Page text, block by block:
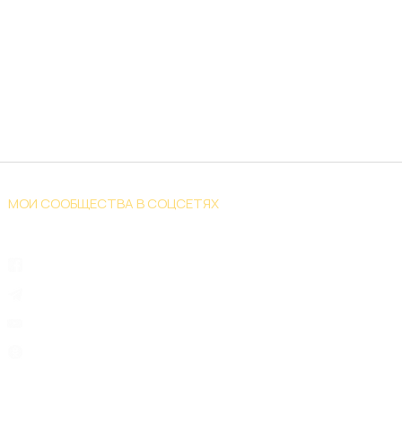
МОИ СООБЩЕСТВА В СОЦСЕТЯХ